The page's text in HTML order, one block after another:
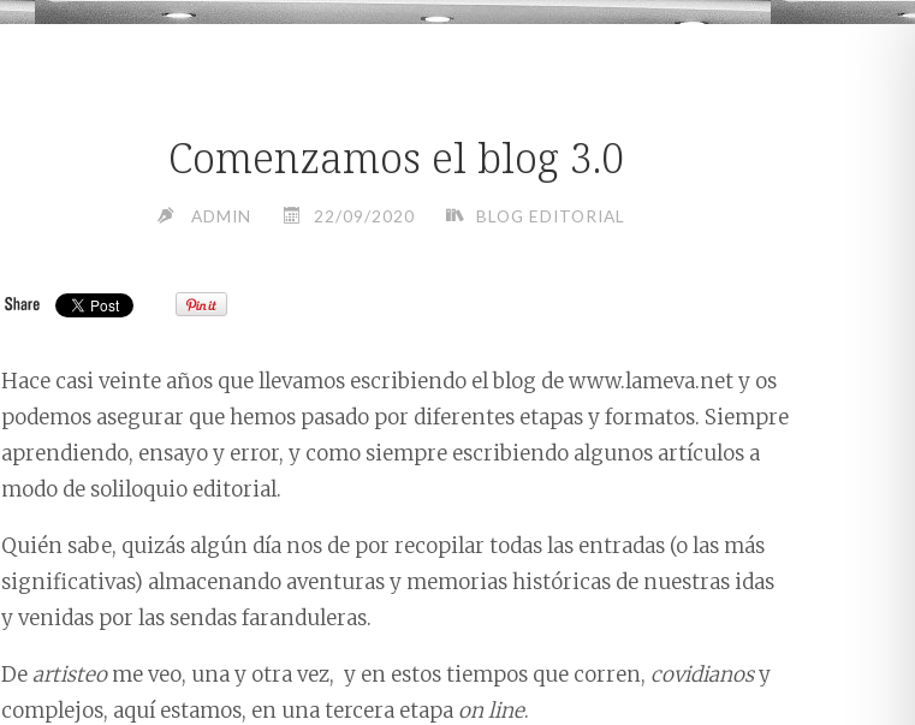
Comenzamos el blog 3.0
ADMIN 22/09/2020 BLOG EDITORIAL
Hace casi veinte años que llevamos escribiendo el blog de www.lameva.net y os
podemos asegurar que hemos pasado por diferentes etapas y formatos. Siempre
aprendiendo, ensayo y error, y como siempre escribiendo algunos artículos a
modo de soliloquio editorial.
Quién sabe, quizás algún día nos de por recopilar todas las entradas (o las más
significativas) almacenando aventuras y memorias históricas de nuestras idas
y venidas por las sendas faranduleras.
De artisteome veo, una y otra vez, y en estos tiempos que corren, covidianosy
complejos, aquí estamos, en una tercera etapa on line.